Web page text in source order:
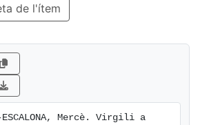
de l'ítem
ESCALONA, Mercè. Virgili a